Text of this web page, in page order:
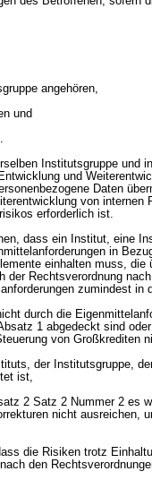
angehören,
und
Institutsgruppe und
und
Daten
von internen
erforderlich ist.
dass ein Institut, eine
in
einhalten muss, die
der Rechtsverordnung
zumindest in
durch die
1 abgedeckt sind
von Großkrediten
der Institutsgruppe,
ist,
2 Satz 2 Nummer 2 es
nicht ausreichen,
die Risiken trotz
den